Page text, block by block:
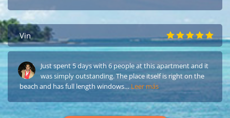
Vin
Just spent 5 days with 6 people at this apartment and it
was simply outstanding. The place itself is right on the
beach and has full length windows… Leer más